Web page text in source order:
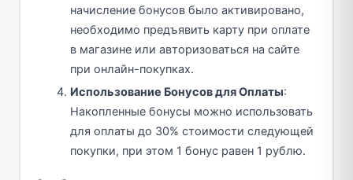
начисление бонусов было активировано,
необходимо предъявить карту при оплате
в магазине или авторизоваться на сайте
при онлайн-покупках.
Использование Бонусов для Оплаты:
Накопленные бонусы можно использовать
для оплаты до 30% стоимости следующей
покупки, при этом 1 бонус равен 1 рублю.